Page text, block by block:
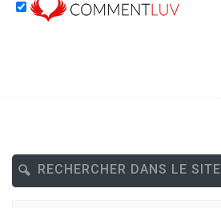
RECHERCHER DANS LE SITE